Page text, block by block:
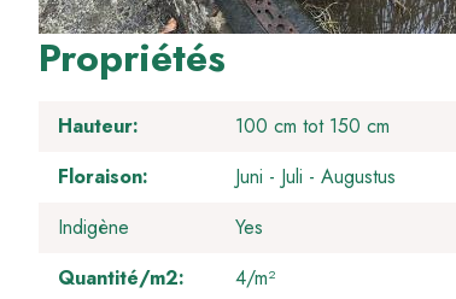
Propriétés
Hauteur
100 cm tot 150 cm
Floraison
Juni Juli
Augustus
Indigène
Yes
Quantité/m2
4/m²